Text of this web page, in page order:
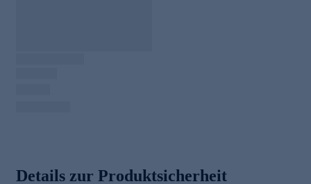
Details zur Produktsicherheit